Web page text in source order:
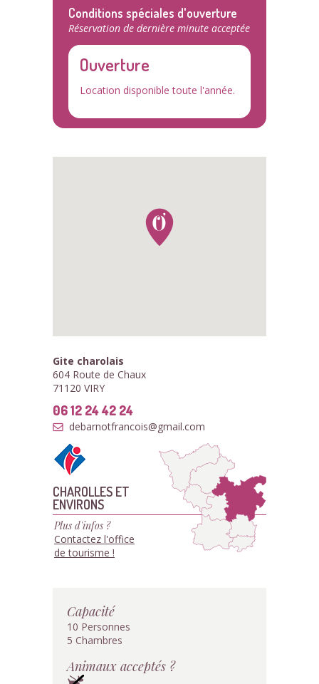
Conditions spéciales d'ouverture
Réservation de dernière minute acceptée
Ouverture
Location disponible toute l'année.
Gite charolais
604 Route de Chaux
71120 VIRY
06 12 24 42 24
debarnotfrancois@gmail.com
CHAROLLES ET
ENVIRONS
Plus d'infos ?
Contactez l'office
de tourisme !
Capacité
10 Personnes
5 Chambres
Animaux acceptés ?